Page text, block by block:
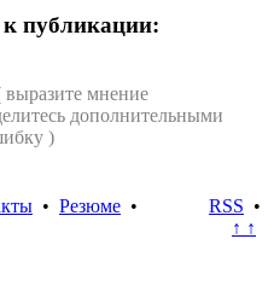
публикации:
выразите мнение
дополнительными
)
• Резюме •
RSS •
↑ ↑